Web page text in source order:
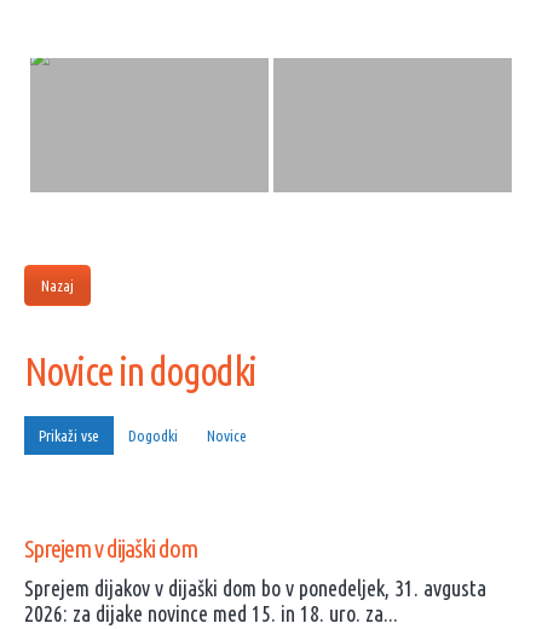
Nazaj
Novice in dogodki
Prikaži vse Dogodki Novice
Sprejem v dijaški dom
Sprejem dijakov v dijaški dom bo v ponedeljek, 31. avgusta
2026: za dijake novince med 15. in 18. uro. za...